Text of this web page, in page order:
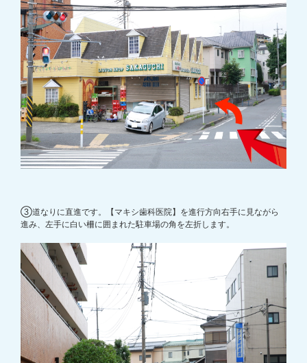
③道なりに直進です。【マキシ歯科医院】を進行方向右手に見ながら
進み、左手に白い柵に囲まれた駐車場の角を左折します。